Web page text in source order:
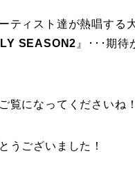
ティスト達が熱唱する
SEASON2 』･･･期待
覧になってくださいね！
うございました！